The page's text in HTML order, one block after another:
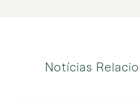
Notícias